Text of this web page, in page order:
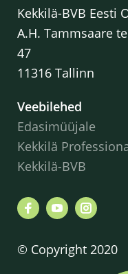
Kekkilä-BVB Eesti
A.H. Tammsaare
47
11316 Tallinn
Veebilehed
Edasimüüjale
Kekkilä
Kekkilä-BVB
© Copyright 2020